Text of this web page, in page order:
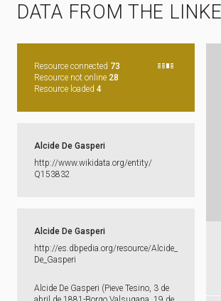
DATA FROM THE
Resource connected 73
Resource not online 28
Resource loaded 4
Alcide De Gasperi
http:​/​/​www.​wikidata.​org/​entity/​
Q153832
Alcide De Gasperi
http:​/​/​es.​dbpedia.​org/​resource/​Alcide_​
De_​Gasperi
Alcide De Gasperi (Pieve Tesino, 3 de